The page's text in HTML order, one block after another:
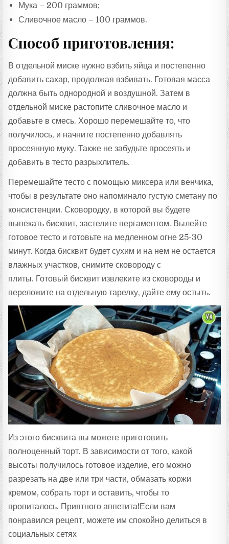
Мука – 200 граммов;
Сливочное масло – 100 граммов.
Способ приготовления:
В отдельной миске нужно взбить яйца и постепенно
добавить сахар, продолжая взбивать. Готовая масса
должна быть однородной и воздушной. Затем в
отдельной миске растопите сливочное масло и
добавьте в смесь. Хорошо перемешайте то, что
получилось, и начните постепенно добавлять
просеянную муку. Также не забудьте просеять и
добавить в тесто разрыхлитель.
Перемешайте тесто с помощью миксера или венчика,
чтобы в результате оно напоминало густую сметану по
консистенции. Сковородку, в которой вы будете
выпекать бисквит, застелите пергаментом. Вылейте
готовое тесто и готовьте на медленном огне 25-30
минут. Когда бисквит будет сухим и на нем не остается
влажных участков, снимите сковороду с
плиты. Готовый бисквит извлеките из сковороды и
переложите на отдельную тарелку, дайте ему остыть.
Из этого бисквита вы можете приготовить
полноценный торт. В зависимости от того, какой
высоты получилось готовое изделие, его можно
разрезать на две или три части, обмазать коржи
кремом, собрать торт и оставить, чтобы то
пропиталось. Приятного аппетита!Если вам
понравился рецепт, можете им спокойно делиться в
социальных сетях